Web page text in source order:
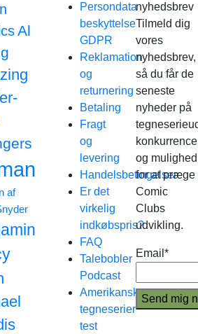
Al
af
Persondata
beskyttelse
GDPR
Reklamation
og
returnering
Betaling
Fragt
og
levering
Handelsbetingelser
Er det
virkelig
indkøbspris?
FAQ
Talebobler
Podcast
Amerikanske
tegneserier
test
nyhedsbrev
Tilmeld dig
vores
nyhedsbrev,
så du får de
seneste
nyheder på
og mulighed
for at præge
Comic
Clubs
udvikling.
Email*